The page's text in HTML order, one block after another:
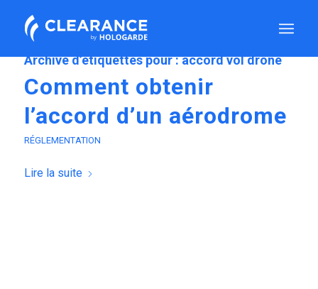
Archive d’étiquettes pour :accord vol drone
Comment obtenir
l’accord d’un aérodrome
RÉGLEMENTATION
Lire la suite